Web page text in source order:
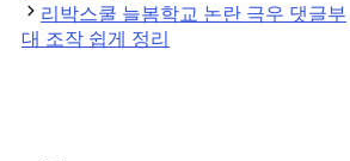
리박스쿨 늘봄학교 논란 극우 댓글부
대 조작 쉽게 정리